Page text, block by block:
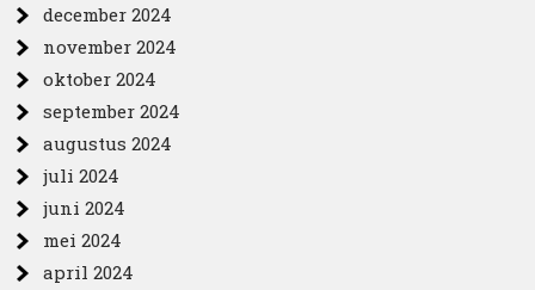
december 2024
november 2024
oktober 2024
september 2024
augustus 2024
juli 2024
juni 2024
mei 2024
april 2024